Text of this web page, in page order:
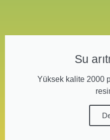
Su
Yüksek kalite 2000